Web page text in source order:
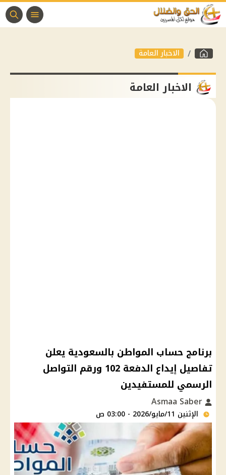
الاخبار العامة
الاخبار العامة
برنامج حساب المواطن بالسعودية يعلن
تفاصيل إيداع الدفعة 102 ورقم التواصل
الرسمي للمستفيدين
الإثنين 11/مايو/2026 - 03:00 ص